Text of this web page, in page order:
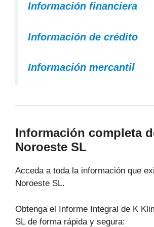
Información financiera
Información de crédito
Información mercantil
Información completa
Noroeste SL
Acceda a toda la información que
Noroeste SL.
Obtenga el Informe Integral de K
SL de forma rápida y segura: